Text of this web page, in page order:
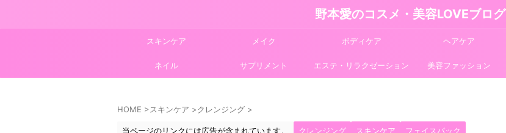
野本愛のコスメ・美容LOVEブログ
スキンケア メイク ボディケア ヘアケア
ネイル サプリメント エステ・リラクゼーション 美容ファッション
HOME >スキンケア >クレンジング >
当ページのリンクには広告が含まれています。 クレンジング スキンケア フェイスパック